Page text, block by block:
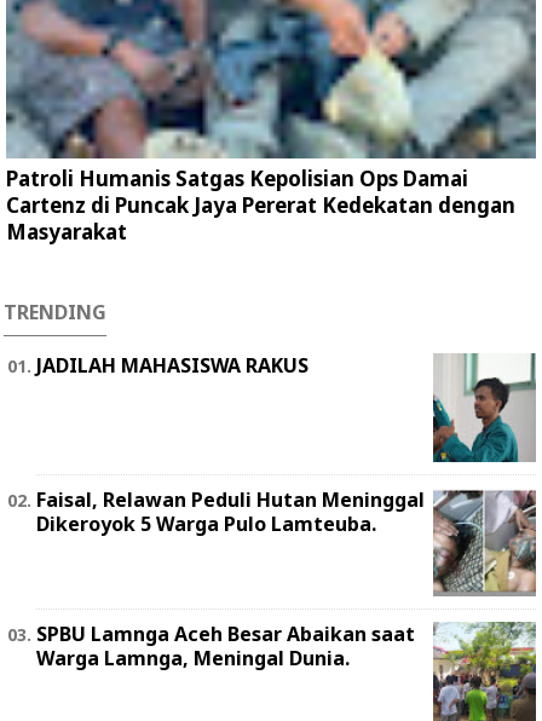
Patroli Humanis Satgas Kepolisian Ops Damai
Cartenz di Puncak Jaya Pererat Kedekatan dengan
Masyarakat
TRENDING
JADILAH MAHASISWA RAKUS
Faisal, Relawan Peduli Hutan Meninggal
Dikeroyok 5 Warga Pulo Lamteuba.
SPBU Lamnga Aceh Besar Abaikan saat
Warga Lamnga, Meningal Dunia.